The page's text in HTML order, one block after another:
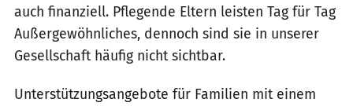
auch finanziell. Pflegende Eltern leisten Tag für Tag
Außergewöhnliches, dennoch sind sie in unserer
Gesellschaft häufig nicht sichtbar.
Unterstützungsangebote für Familien mit einem